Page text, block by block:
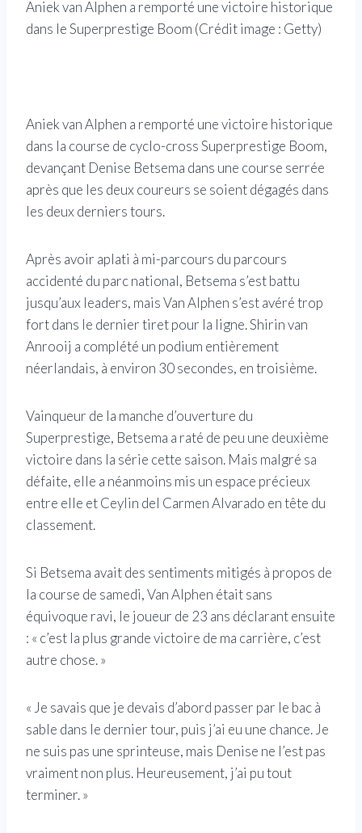
Aniek van Alphen a remporté une victoire historique
dans le Superprestige Boom (Crédit image : Getty)
Aniek van Alphen a remporté une victoire historique
dans la course de cyclo-cross Superprestige Boom,
devançant Denise Betsema dans une course serrée
après que les deux coureurs se soient dégagés dans
les deux derniers tours.
Après avoir aplati à mi-parcours du parcours
accidenté du parc national, Betsema s’est battu
jusqu’aux leaders, mais Van Alphen s’est avéré trop
fort dans le dernier tiret pour la ligne. Shirin van
Anrooij a complété un podium entièrement
néerlandais, à environ 30 secondes, en troisième.
Vainqueur de la manche d’ouverture du
Superprestige, Betsema a raté de peu une deuxième
victoire dans la série cette saison. Mais malgré sa
défaite, elle a néanmoins mis un espace précieux
entre elle et Ceylin del Carmen Alvarado en tête du
classement.
Si Betsema avait des sentiments mitigés à propos de
la course de samedi, Van Alphen était sans
équivoque ravi, le joueur de 23 ans déclarant ensuite
: « c’est la plus grande victoire de ma carrière, c’est
autre chose. »
« Je savais que je devais d’abord passer par le bac à
sable dans le dernier tour, puis j’ai eu une chance. Je
ne suis pas une sprinteuse, mais Denise ne l’est pas
vraiment non plus. Heureusement, j’ai pu tout
terminer. »